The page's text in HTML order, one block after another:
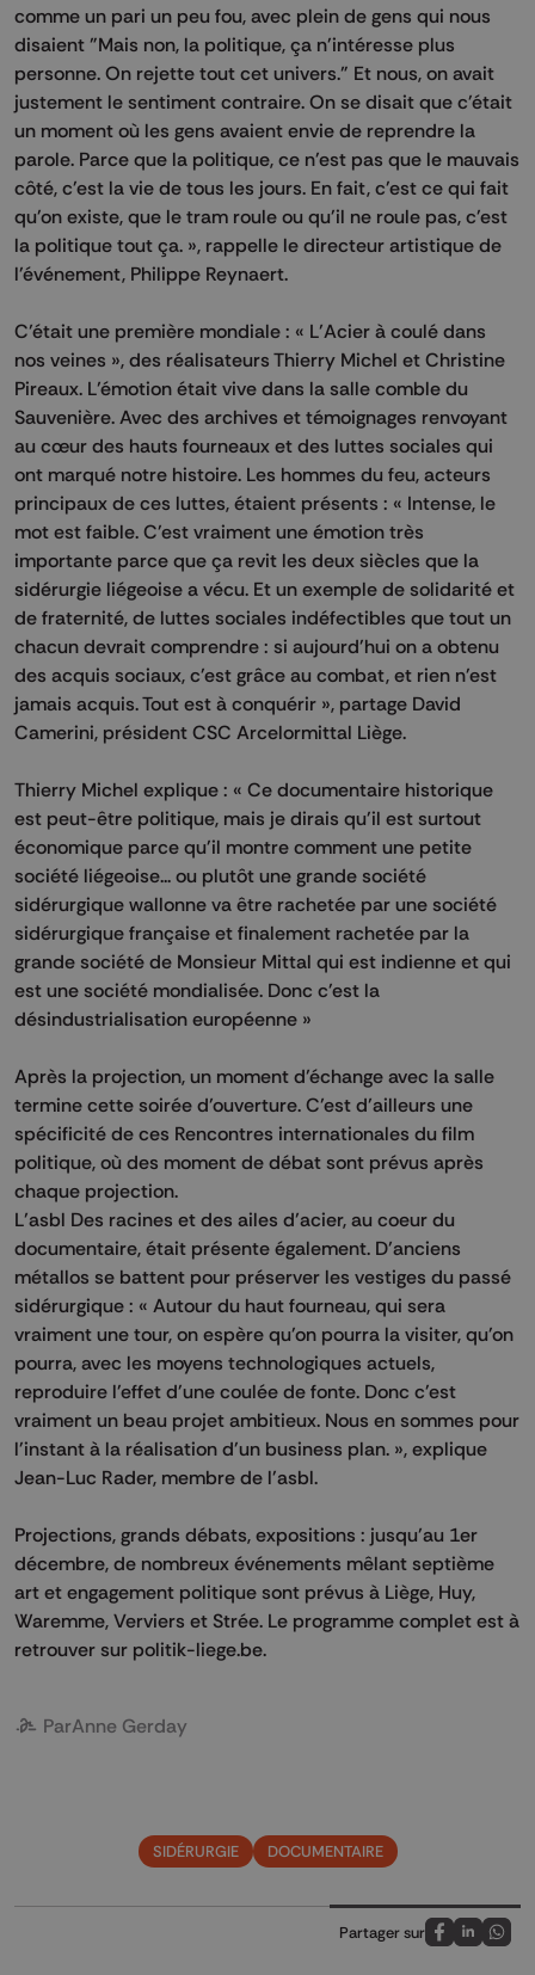
comme un pari un peu fou, avec plein de gens qui nous
disaient "Mais non, la politique, ça n'intéresse plus
personne. On rejette tout cet univers." Et nous, on avait
justement le sentiment contraire. On se disait que c'était
un moment où les gens avaient envie de reprendre la
parole. Parce que la politique, ce n'est pas que le mauvais
côté, c'est la vie de tous les jours. En fait, c'est ce qui fait
qu'on existe, que le tram roule ou qu'il ne roule pas, c'est
la politique tout ça. », rappelle le directeur artistique de
l'événement, Philippe Reynaert.
C’était une première mondiale : « L’Acier à coulé dans
nos veines », des réalisateurs Thierry Michel et Christine
Pireaux. L’émotion était vive dans la salle comble du
Sauvenière. Avec des archives et témoignages renvoyant
au cœur des hauts fourneaux et des luttes sociales qui
ont marqué notre histoire. Les hommes du feu, acteurs
principaux de ces luttes, étaient présents : « Intense, le
mot est faible. C'est vraiment une émotion très
importante parce que ça revit les deux siècles que la
sidérurgie liégeoise a vécu. Et un exemple de solidarité et
de fraternité, de luttes sociales indéfectibles que tout un
chacun devrait comprendre : si aujourd'hui on a obtenu
des acquis sociaux, c'est grâce au combat, et rien n'est
jamais acquis. Tout est à conquérir », partage David
Camerini, président CSC Arcelormittal Liège.
Thierry Michel explique : « Ce documentaire historique
est peut-être politique, mais je dirais qu'il est surtout
économique parce qu'il montre comment une petite
société liégeoise... ou plutôt une grande société
sidérurgique wallonne va être rachetée par une société
sidérurgique française et finalement rachetée par la
grande société de Monsieur Mittal qui est indienne et qui
est une société mondialisée. Donc c'est la
désindustrialisation européenne »
Après la projection, un moment d’échange avec la salle
termine cette soirée d’ouverture. C’est d’ailleurs une
spécificité de ces Rencontres internationales du film
politique, où des moment de débat sont prévus après
chaque projection.
L’asbl Des racines et des ailes d’acier, au coeur du
documentaire, était présente également. D’anciens
métallos se battent pour préserver les vestiges du passé
sidérurgique : « Autour du haut fourneau, qui sera
vraiment une tour, on espère qu'on pourra la visiter, qu'on
pourra, avec les moyens technologiques actuels,
reproduire l'effet d'une coulée de fonte. Donc c'est
vraiment un beau projet ambitieux. Nous en sommes pour
l'instant à la réalisation d'un business plan. », explique
Jean-Luc Rader, membre de l'asbl.
Projections, grands débats, expositions : jusqu’au 1er
décembre, de nombreux événements mêlant septième
art et engagement politique sont prévus à Liège, Huy,
Waremme, Verviers et Strée. Le programme complet est à
retrouver sur politik-liege.be.
ParAnne Gerday
SIDÉRURGIE DOCUMENTAIRE
Partager sur
Partagez sur
Partagez